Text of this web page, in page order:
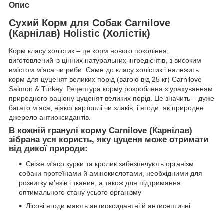
Опис
Сухий Корм для Собак Carnilove
(Карнілав) Holistic (Холістік)
Корм класу холістик – це корм нового покоління,
виготовлений із цінних натуральних інгредієнтів, з високим
вмістом м’яса чи риби. Саме до класу холістик і належить
корм для цуценят великих порід (вагою від 25 кг) Carnilove
Salmon & Turkey. Рецептура корму розроблена з урахуванням
природного раціону цуценят великих порід. Це значить – дуже
багато м’яса, ніякої картоплі чи злаків, і ягоди, як природне
джерело антиоксидантів.
В кожній гранулі корму Carnilove (Карнілав)
зібрана уся користь, яку цуценя може отримати
від дикої природи:
Свіже м'ясо курки та кролик забезпечують організм
собаки протеїнами й амінокислотами, необхідними для
розвитку м’язів і тканин, а також для підтримання
оптимального стану усього організму
Лісові ягоди мають антиоксидантні й антисептичні